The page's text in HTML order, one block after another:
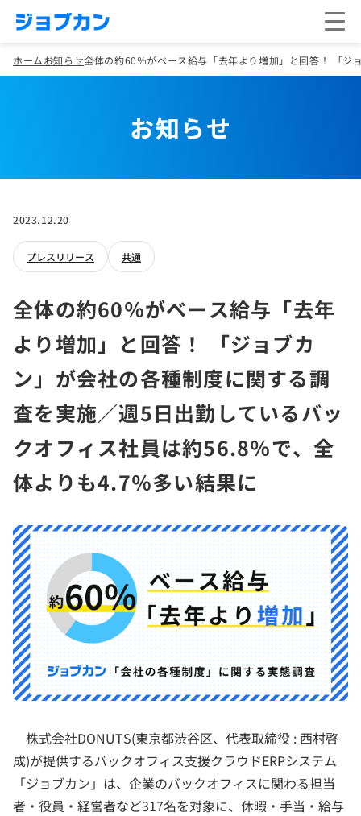
ホームお知らせ全体の約60％がベース給与「去年より増加」と回答！ 「
お知らせ
2023.12.20
プレスリリース 共通
全体の約60％がベース給与「去年
より増加」と回答！ 「ジョブカ
ン」が会社の各種制度に関する調
査を実施／週5日出勤しているバッ
クオフィス社員は約56.8％で、全
体よりも4.7％多い結果に
株式会社DONUTS(東京都渋谷区、代表取締役 : 西村啓
成)が提供するバックオフィス支援クラウドERPシステム
「ジョブカン」は、企業のバックオフィスに関わる担当
者・役員・経営者など317名を対象に、休暇・手当・給与